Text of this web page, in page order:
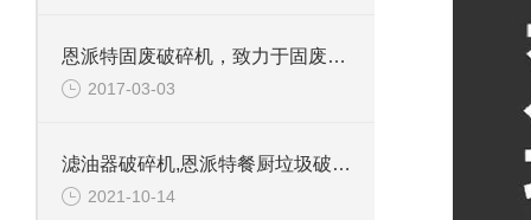
恩派特固废破碎机，致力于固废处理
2017-03-03
滤油器破碎机,恩派特餐厨垃圾破碎机介绍
2021-10-14